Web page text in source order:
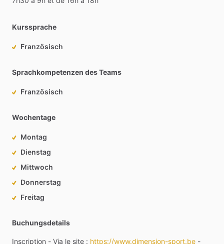
Kurssprache
Französisch
Sprachkompetenzen des Teams
Französisch
Wochentage
Montag
Dienstag
Mittwoch
Donnerstag
Freitag
Buchungsdetails
Inscription - Via le site : https://www.dimension-sport.be -